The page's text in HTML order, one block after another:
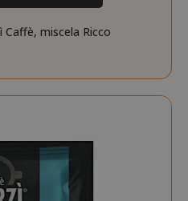
Caffè, miscela Ricco